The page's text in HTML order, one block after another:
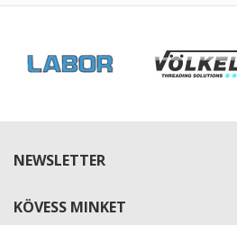
NEWSLETTER
KÖVESS MINKET